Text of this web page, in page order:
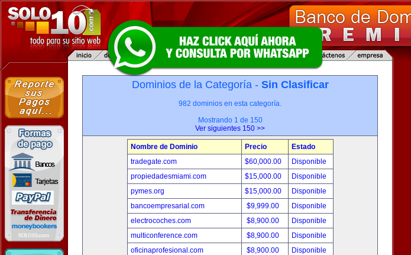
Dominios de la Categoría - Sin Clasificar
982 dominios en esta categoría.
Mostrando 1 de 150
Ver siguientes 150 >>
Nombre de Dominio Precio
Estado
tradegate.com
$60,000.00
Disponible
propiedadesmiami.com
$15,000.00
Disponible
pymes.org
$15,000.00
Disponible
bancoempresarial.com
$9,999.00
Disponible
electrocoches.com
$8,900.00
Disponible
multiconference.com
$8,900.00
Disponible
oficinaprofesional.com
$8,900.00
Disponible